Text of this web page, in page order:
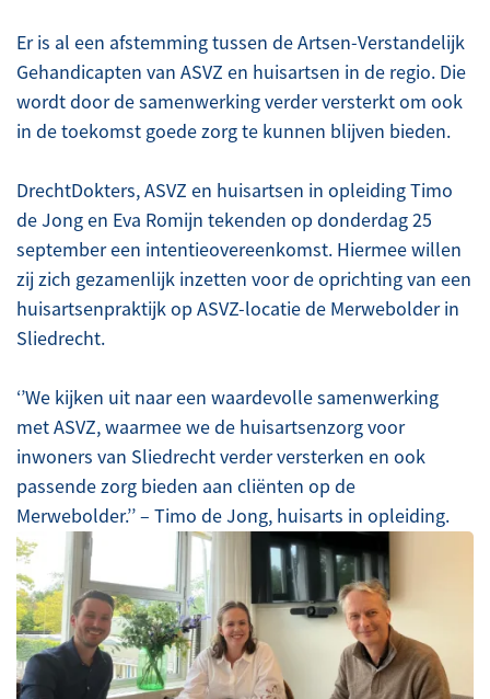
Er is al een afstemming tussen de Artsen-Verstandelijk
Gehandicapten van ASVZ en huisartsen in de regio. Die
wordt door de samenwerking verder versterkt om ook
in de toekomst goede zorg te kunnen blijven bieden.
DrechtDokters, ASVZ en huisartsen in opleiding Timo
de Jong en Eva Romijn tekenden op donderdag 25
september een intentieovereenkomst. Hiermee willen
zij zich gezamenlijk inzetten voor de oprichting van een
huisartsenpraktijk op ASVZ-locatie de Merwebolder in
Sliedrecht.
‘’We kijken uit naar een waardevolle samenwerking
met ASVZ, waarmee we de huisartsenzorg voor
inwoners van Sliedrecht verder versterken en ook
passende zorg bieden aan cliënten op de
Merwebolder.’’ – Timo de Jong, huisarts in opleiding.